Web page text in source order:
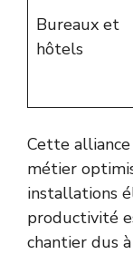
Bureaux et
hôtels
Cette
métier
installations
productivité
chantier dus